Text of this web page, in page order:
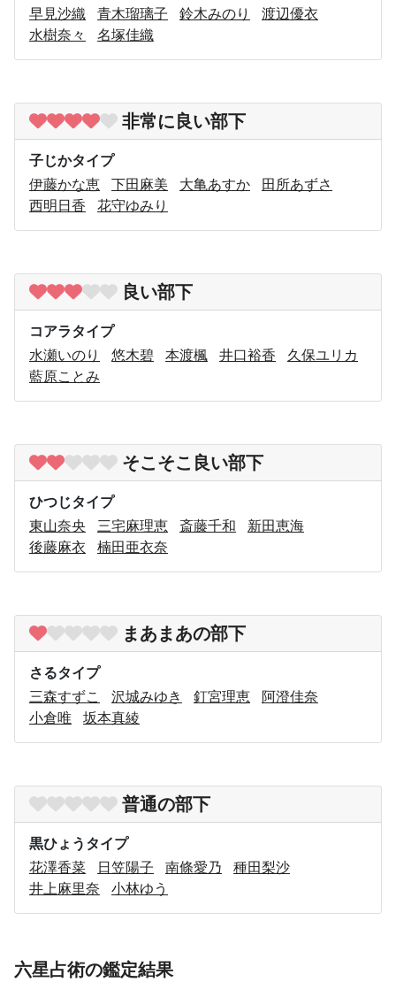
早見沙織
青木瑠璃子 鈴木みのり
渡辺優衣
水樹奈々
名塚佳織
非常に良い部下
子じかタイプ
伊藤かな恵
下田麻美 大亀あすか
田所あずさ
西明日香
花守ゆみり
良い部下
コアラタイプ
水瀬いのり
悠木碧 本渡楓 井口裕香
久保ユリカ
藍原ことみ
そこそこ良い部下
ひつじタイプ
東山奈央
三宅麻理恵 斎藤千和
新田恵海
後藤麻衣
楠田亜衣奈
まあまあの部下
さるタイプ
三森すずこ
沢城みゆき 釘宮理恵
阿澄佳奈
小倉唯
坂本真綾
普通の部下
黒ひょうタイプ
花澤香菜
日笠陽子 南條愛乃
種田梨沙
井上麻里奈
小林ゆう
六星占術の鑑定結果